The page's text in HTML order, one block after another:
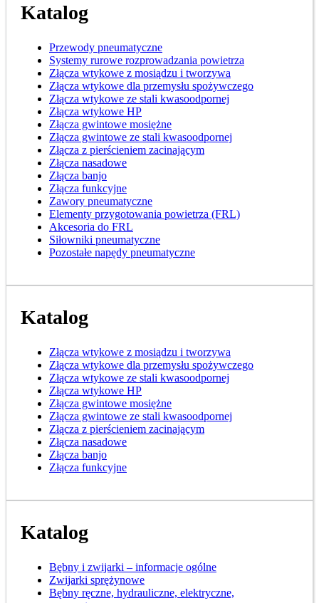
Katalog
Przewody pneumatyczne
Systemy rurowe rozprowadzania powietrza
Złącza wtykowe z mosiądzu i tworzywa
Złącza wtykowe dla przemysłu spożywczego
Złącza wtykowe ze stali kwasoodpornej
Złącza wtykowe HP
Złącza gwintowe mosiężne
Złącza gwintowe ze stali kwasoodpornej
Złącza z pierścieniem zacinającym
Złącza nasadowe
Złącza banjo
Złącza funkcyjne
Zawory pneumatyczne
Elementy przygotowania powietrza (FRL)
Akcesoria do FRL
Siłowniki pneumatyczne
Pozostałe napędy pneumatyczne
Katalog
Złącza wtykowe z mosiądzu i tworzywa
Złącza wtykowe dla przemysłu spożywczego
Złącza wtykowe ze stali kwasoodpornej
Złącza wtykowe HP
Złącza gwintowe mosiężne
Złącza gwintowe ze stali kwasoodpornej
Złącza z pierścieniem zacinającym
Złącza nasadowe
Złącza banjo
Złącza funkcyjne
Katalog
Bębny i zwijarki – informacje ogólne
Zwijarki sprężynowe
Bębny ręczne, hydrauliczne, elektryczne,